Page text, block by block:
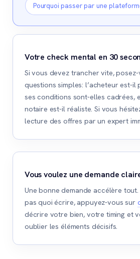
Pourquoi passer par une
Votre check mental en 30
Si vous devez trancher vite,
questions simples: l’acheteur est-
ses conditions sont-elles cadrées,
notaire est-il réaliste. Si vous
lecture des offres par un expert
Vous voulez une demande
Une bonne demande accélère
pas quoi écrire, appuyez-vous sur
décrire votre bien, votre timing et
oublier les éléments décisifs.